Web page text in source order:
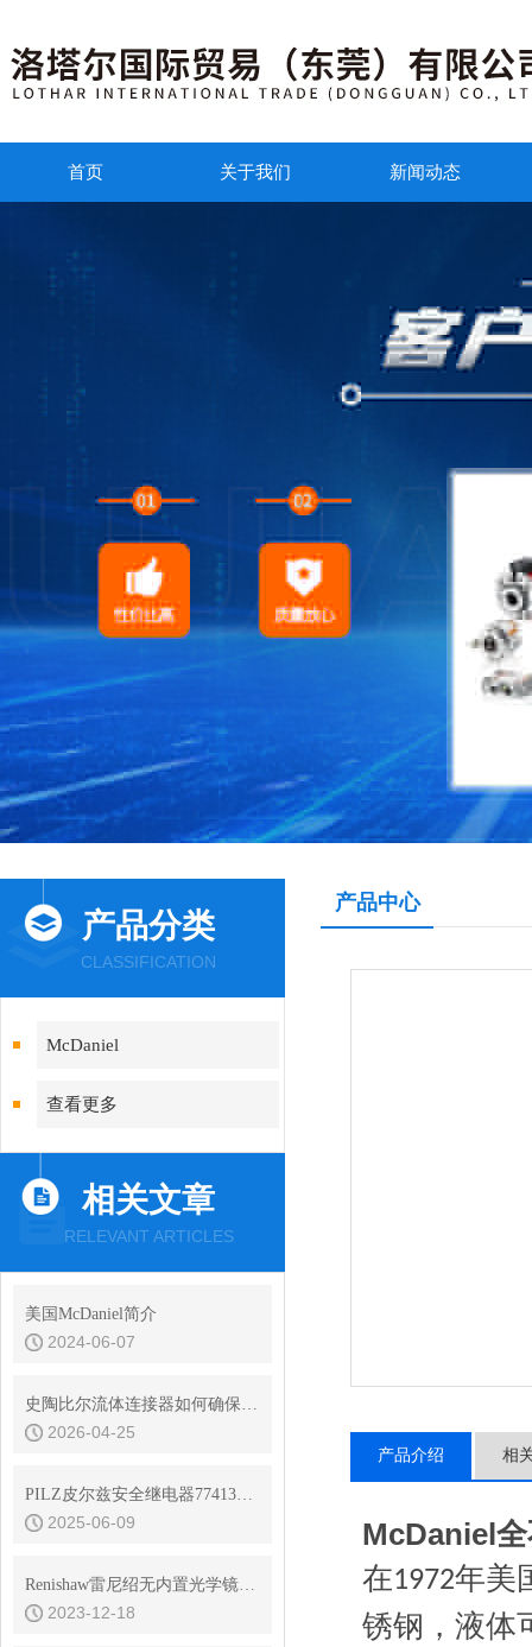
首页 关于我们 新闻动态
产品分类
CLASSIFICATION
McDaniel
查看更多
相关文章
RELEVANT ARTICLES
美国McDaniel简介
2024-06-07
史陶比尔流体连接器如何确保连接处的密封？
2026-04-25
PILZ皮尔兹安全继电器774131工作原理
2025-06-09
Renishaw雷尼绍无内置光学镜干涉仪的信号处理与数据分析方法分享
2023-12-18
产品中心
产品介绍 相
McDaniel
在1972年美
锈钢，液体